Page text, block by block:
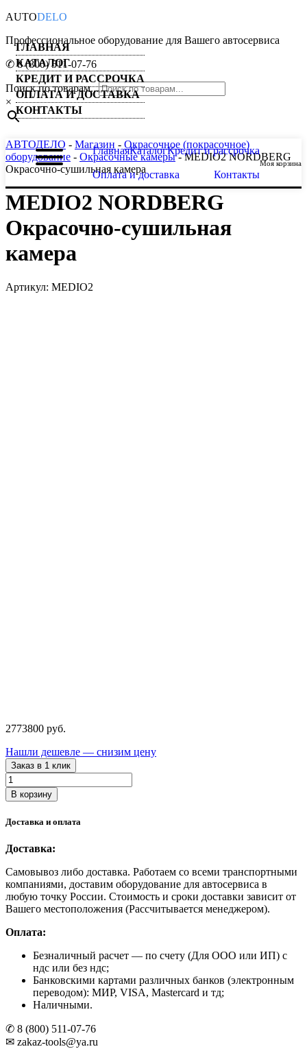
AUTODELO
Профессиональное оборудование для Вашего автосервиса
✆ 8 (800) 511-07-76
Поиск по товарам...
×
ГлавнаяКаталогКредит и рассрочка
Оплата и доставка Контакты
Моя корзина
ГЛАВНАЯ
КАТАЛОГ
КРЕДИТ И РАССРОЧКА
ОПЛАТА И ДОСТАВКА
КОНТАКТЫ
АВТОДЕЛО - Магазин - Окрасочное (покрасочное)
оборудование - Окрасочные камеры- MEDIO2 NORDBERG
Окрасочно-сушильная камера
MEDIO2 NORDBERG
Окрасочно-сушильная
камера
Артикул: MEDIO2
2773800 руб.
Нашли дешевле — снизим цену
Заказ в 1 клик
Количество
товара
MEDIO2
Окрасочно-
камера
В корзину
Доставка и оплата
Доставка:
Самовывоз либо доставка. Работаем со всеми транспортными
компаниями, доставим оборудование для автосервиса в
любую точку России. Стоимость и сроки доставки зависит от
Вашего местоположения (Рассчитывается менеджером).
Оплата:
Безналичный расчет — по счету (Для ООО или ИП) с
ндс или без ндс;
Банковскими картами различных банков (электронным
переводом): МИР, VISA, Mastercard и тд;
Наличными.
✆ 8 (800) 511-07-76
✉ zakaz-tools@ya.ru